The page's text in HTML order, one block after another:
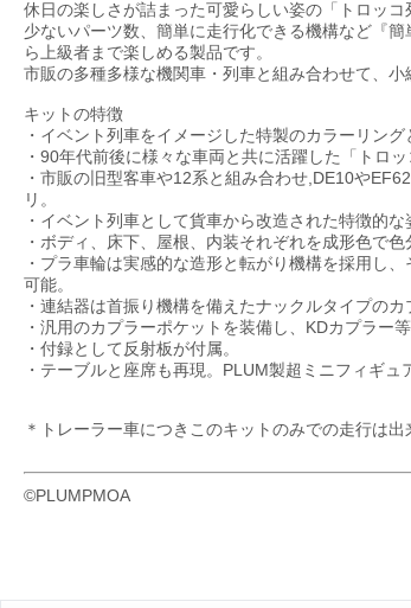
休日の楽しさが詰まった可愛らしい姿の「トロッ
少ないパーツ数、簡単に走行化できる機構など『
ら上級者まで楽しめる製品です。
市販の多種多様な機関車・列車と組み合わせて、
キットの特徴
・イベント列車をイメージした特製のカラーリン
・90年代前後に様々な車両と共に活躍した「トロッ
・市販の旧型客車や12系と組み合わせ,DE10や
リ。
・イベント列車として貨車から改造された特徴的
・ボディ、床下、屋根、内装それぞれを成形色で
・プラ車輪は実感的な造形と転がり機構を採用し
可能。
・連結器は首振り機構を備えたナックルタイプの
・汎用のカプラーポケットを装備し、KDカプラー
・付録として反射板が付属。
・テーブルと座席も再現。PLUM製超ミニフィギュ
＊トレーラー車につきこのキットのみでの走行は出
©PLUMPMOA